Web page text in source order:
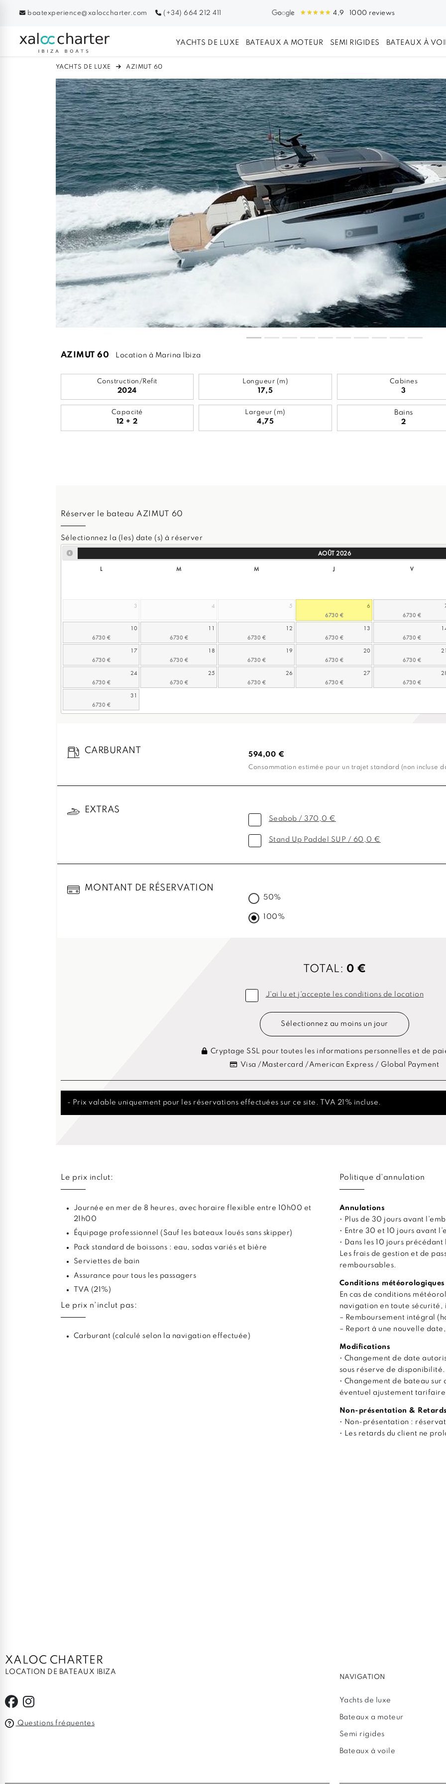
boatexperience@xaloccharter.com (+34) 664 212 411 4,9 1000 reviews
YACHTS DE LUXE BATEAUX A MOTEUR SEMI RIGIDES BATEAUX À
YACHTS DE LUXE AZIMUT 60
AZIMUT 60 Location à Marina Ibiza
Construction/Refit
2024
Longueur (m)
17,5
Cabines
3
Capacité
12 + 2
Largeur (m)
4,75
Bains
2
Réserver le bateau AZIMUT 60
Sélectionnez la (les) date (s) à réserver
AOÛT 2026
L M M J V
3 4 5 6
10 11 12 13
17 18 19 20 21
24 25 26 27
31
CARBURANT 594,00 €
Consommation estimée pour un trajet standard (non incluse
EXTRAS
Seabob / 370,0 €
Stand Up Paddel SUP / 60,0 €
MONTANT DE RÉSERVATION
50%
100%
TOTAL: 0 €
J'ai lu et j'accepte les conditions de location
Sélectionnez au moins un jour
Cryptage SSL pour toutes les informations personnelles et de
Visa /Mastercard /American Express / Global Payment
- Prix valable uniquement pour les réservations effectuées sur ce site. TVA 21% incluse.
Le prix inclut:
Journée en mer de 8 heures, avec horaire flexible entre 10h00 et
21h00
Équipage professionnel (Sauf les bateaux loués sans skipper)
Pack standard de boissons : eau, sodas variés et bière
Serviettes de bain
Assurance pour tous les passagers
TVA (21%)
Le prix n'inclut pas:
Carburant (calculé selon la navigation effectuée)
Politique d'annulation
Annulations
• Plus de 30 jours avant
• Entre 30 et 10 jours avant
• Dans les 10 jours
Les frais de gestion et de
remboursables.
Conditions météorologiques
En cas de conditions
navigation en toute sécurité,
– Remboursement intégral
– Report à une nouvelle
Modifications
• Changement de date
sous réserve de disponibilité.
• Changement de bateau
éventuel ajustement tarifaire.
Non-présentation & Retards
• Non-présentation :
• Les retards du client ne
XALOC CHARTER
LOCATION DE BATEAUX IBIZA
Questions fréquentes
NAVIGATION
Yachts de luxe
Bateaux a moteur
Semi rigides
Bateaux à voile